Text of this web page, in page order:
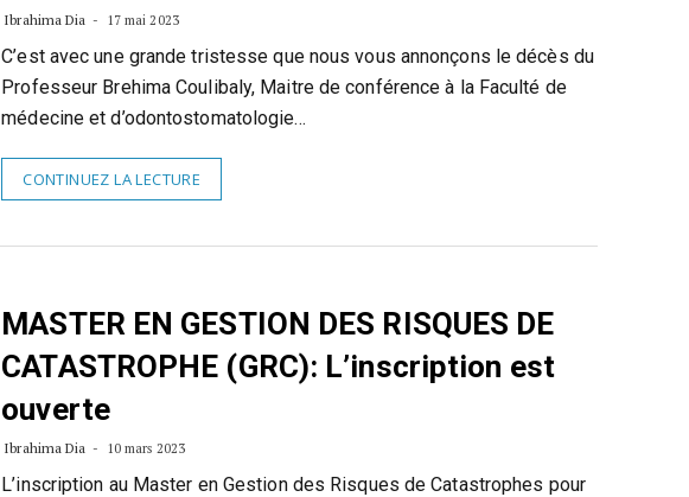
Ibrahima Dia 17 mai 2023
C’est avec une grande tristesse que nous vous annonçons le décès du
Professeur Brehima Coulibaly, Maitre de conférence à la Faculté de
médecine et d’odontostomatologie…
CONTINUEZ LA LECTURE
MASTER EN GESTION DES RISQUES DE
CATASTROPHE (GRC): L’inscription est
ouverte
Ibrahima Dia 10 mars 2023
L’inscription au Master en Gestion des Risques de Catastrophes pour